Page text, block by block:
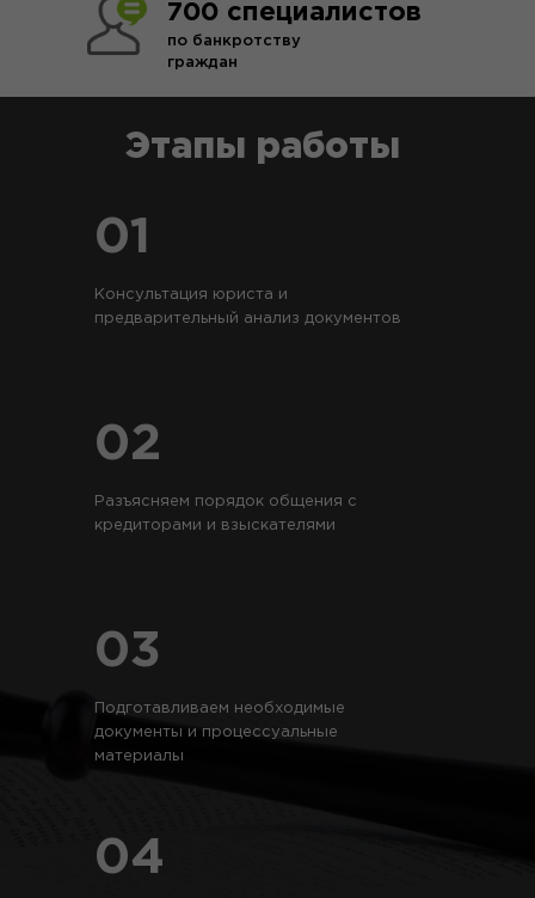
по банкротству
граждан
700 специалистов
Этапы работы
01
Консультация юриста и
предварительный анализ документов
02
Разъясняем порядок общения с
кредиторами и взыскателями
03
Подготавливаем необходимые
документы и процессуальные
материалы
04